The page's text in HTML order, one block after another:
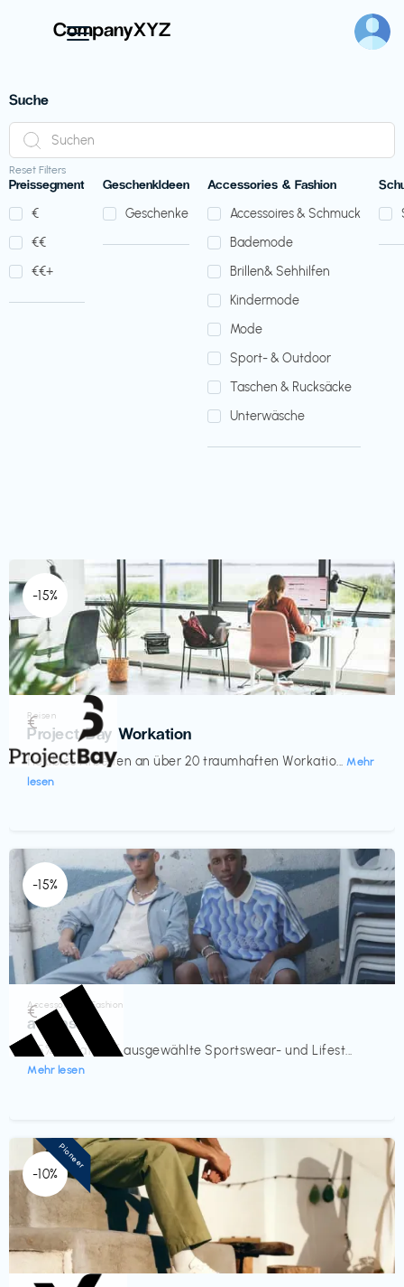
Suche
Reset Filters
Preissegment
€‎
€‎€‎
€‎€‎+
GeschenkIdeen
Geschenke
Accessories & Fashion
Accessoires & Schmuck
Bademode
Brillen& Sehhilfen
Kindermode
Mode
Sport- & Outdoor
Taschen & Rucksäcke
Unterwäsche
-15%
Reisen
Project Bay Workation
flexibles Arbeiten an über 20 traumhaften Workatio... Mehr
lesen
€‎
-15%
Accessoires & Fashion
adidas
-15% Rabatt auf ausgewählte Sportswear- und Lifest...
Mehr lesen
€‎
-10%
Pioneer